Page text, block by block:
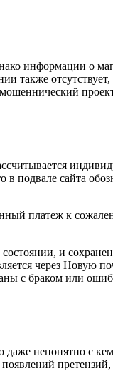
информации о
также
в подвале сайта
платеж к
и
через Новую
с браком или
даже непонятно с